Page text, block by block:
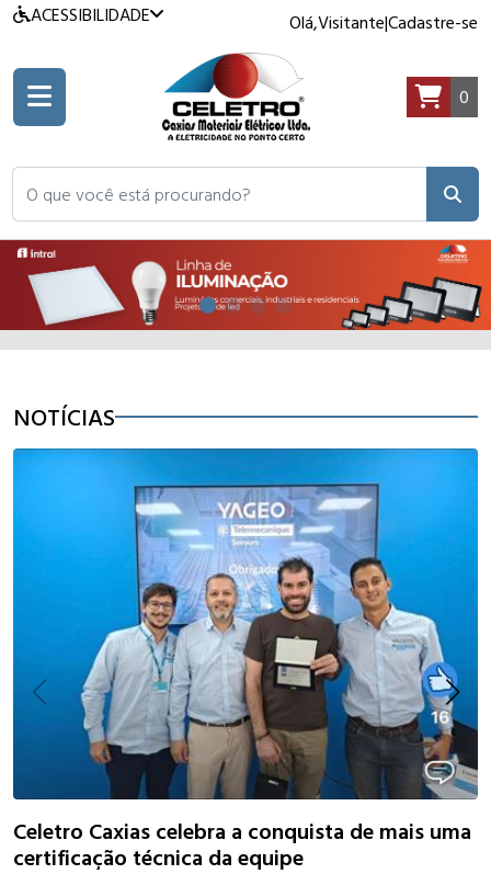
ACESSIBILIDADE Olá,Visitante|Cadastre-se
O que você está procurando?
0
NOTÍCIAS
Celetro Caxias celebra a conquista de mais uma
certificação técnica da equipe